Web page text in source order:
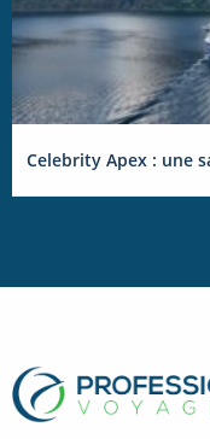
Celebrity Apex : une